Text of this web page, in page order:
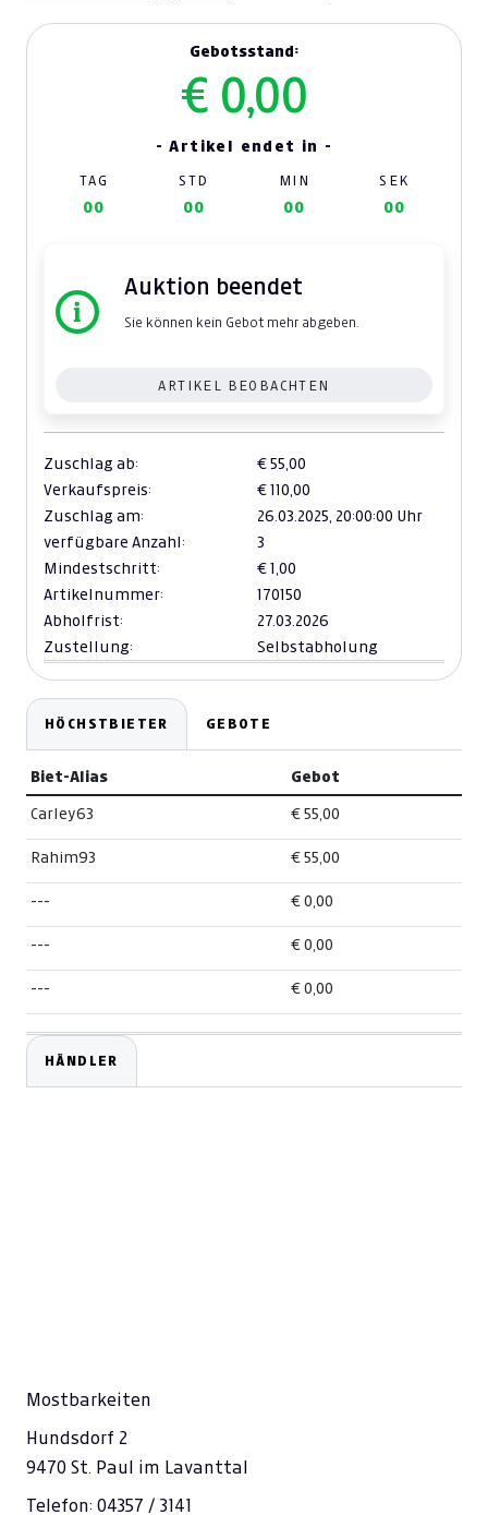
Gebotsstand:
€ 0,00
- Artikel endet in -
TAG STD MIN SEK
00 00 00 00
Auktion beendet
Sie können kein Gebot mehr abgeben.
ARTIKEL BEOBACHTEN
Zuschlag ab:
€ 55,00
Verkaufspreis:
€ 110,00
Zuschlag am:
26.03.2025, 20:00:00 Uhr
verfügbare Anzahl:
3
Mindestschritt:
€ 1,00
Artikelnummer:
170150
Abholfrist:
27.03.2026
Zustellung:
Selbstabholung
HÖCHSTBIETER GEBOTE
Biet-Alias Gebot
Carley63 € 55,00
Rahim93 € 55,00
--- € 0,00
--- € 0,00
--- € 0,00
HÄNDLER
Mostbarkeiten
Hundsdorf 2
9470 St. Paul im Lavanttal
Telefon: 04357 / 3141